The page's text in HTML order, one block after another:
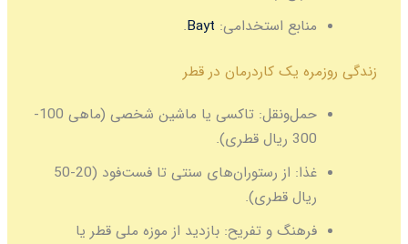
منابع استخدامی: Bayt
.
زندگی روزمره یک کاردرمان در قطر
حمل‌ونقل:
تاکسی یا ماشین شخصی (ماهی 100-
300 ریال قطری).
غذا:
از رستوران‌های سنتی تا فست‌فود (20-50
ریال قطری).
فرهنگ و تفریح: بازدید از موزه ملی قطر یا